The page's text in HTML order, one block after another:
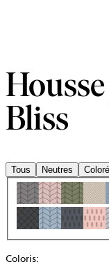
Bliss
Tous Neutres
Coloris: